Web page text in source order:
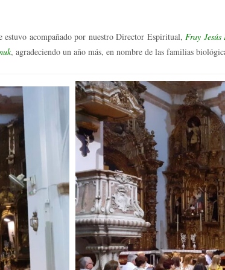
estuvo acompañado por nuestro Director Espiritual, Fray
, agradeciendo un año más, en nombre de las familias